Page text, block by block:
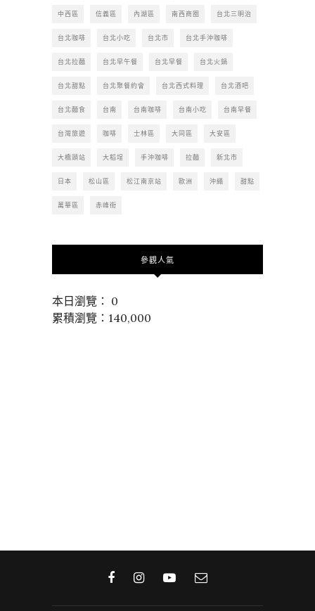
中西區 信義區 內湖區 南西商圈 台北三明治
台北咖啡 台北小吃 台北市 台北手沖咖啡
台北拉麵 台北早午餐 台北早餐 台北火鍋
台北甜點 台北聚餐約會 台北西式料理 台北酒吧
台北麵食 台南 台南咖啡 台南小吃 台南早餐
台灣旅遊 咖啡 士林區 大同區 大安區
大橋頭站 大稻埕 手沖咖啡 拉麵 新北市
日本 松山區 松江南京站 歐洲 沖繩 甜點
萬華區 赤峰街
參觀人氣
本日瀏覽： 0
累積瀏覽：140,000